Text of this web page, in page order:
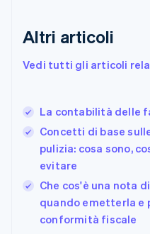
Altri articoli
Vedi tutti gli articoli
La contabilità delle
Concetti di base
pulizia: cosa sono,
evitare
Che cos'è una nota
quando emetterla e
conformità fiscale
EnglishSvenska
FrançaisEnglish
Giappone
日本語 English
English
Grecia
English
India
English
Irlanda